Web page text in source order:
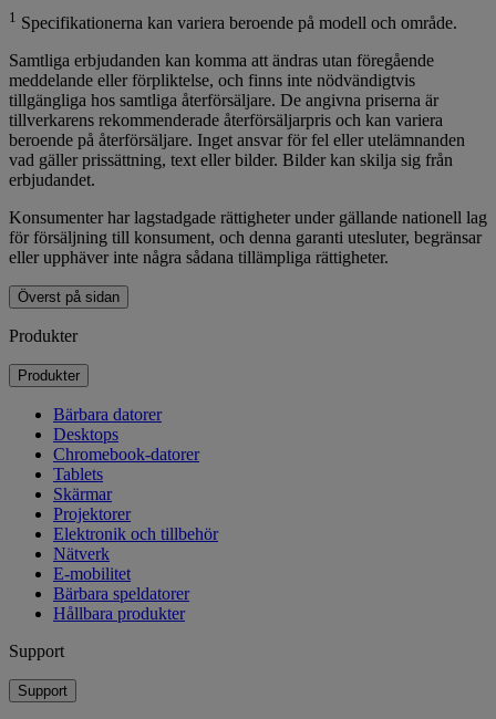
1 Specifikationerna kan variera beroende på modell och område.
Samtliga erbjudanden kan komma att ändras utan föregående
meddelande eller förpliktelse, och finns inte nödvändigtvis
tillgängliga hos samtliga återförsäljare. De angivna priserna är
tillverkarens rekommenderade återförsäljarpris och kan variera
beroende på återförsäljare. Inget ansvar för fel eller utelämnanden
vad gäller prissättning, text eller bilder. Bilder kan skilja sig från
erbjudandet.
Konsumenter har lagstadgade rättigheter under gällande nationell lag
för försäljning till konsument, och denna garanti utesluter, begränsar
eller upphäver inte några sådana tillämpliga rättigheter.
Överst på sidan
Produkter
Produkter
Bärbara datorer
Desktops
Chromebook-datorer
Tablets
Skärmar
Projektorer
Elektronik och tillbehör
Nätverk
E-mobilitet
Bärbara speldatorer
Hållbara produkter
Support
Support